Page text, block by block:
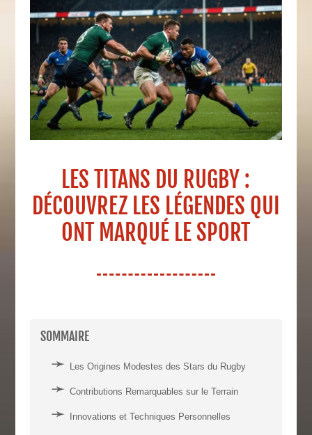
LES TITANS DU RUGBY :
DÉCOUVREZ LES LÉGENDES QUI
ONT MARQUÉ LE SPORT
SOMMAIRE
Les Origines Modestes des Stars du Rugby
Contributions Remarquables sur le Terrain
Innovations et Techniques Personnelles